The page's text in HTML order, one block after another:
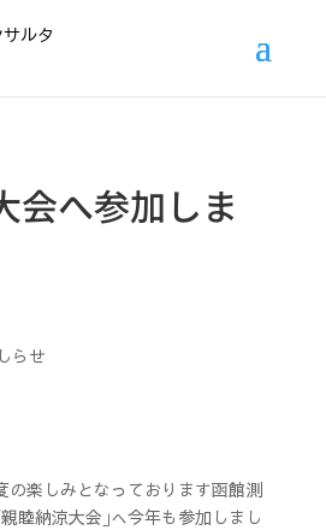
会へ参加しま
らせ
の楽しみとなっております函館測
睦納涼大会｣へ今年も参加しまし